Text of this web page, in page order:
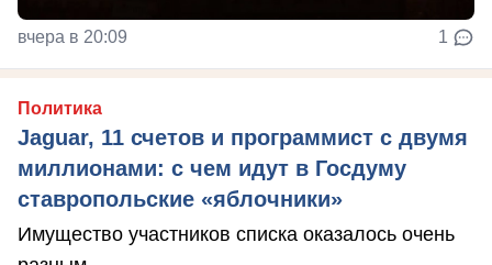
вчера в 20:09 1
Политика
Jaguar, 11 счетов и программист с двумя
миллионами: с чем идут в Госдуму
ставропольские «яблочники»
Имущество участников списка оказалось очень